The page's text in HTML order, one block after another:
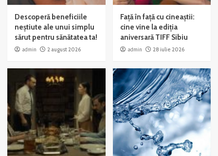
Descoperă beneficiile
neștiute ale unui simplu
sărut pentru sănătatea ta!
admin 2 august 2026
Față în față cu cineaștii:
cine vine la ediția
aniversară TIFF Sibiu
admin 28 iulie 2026